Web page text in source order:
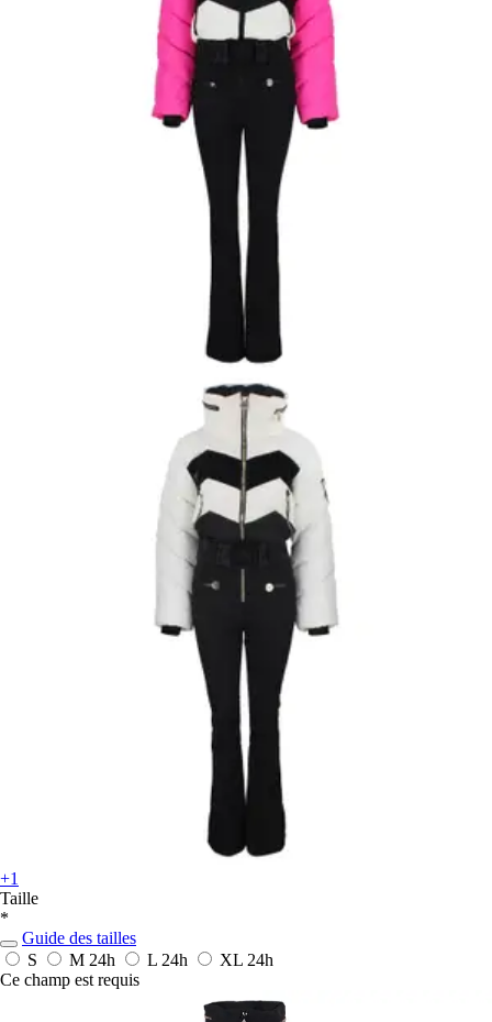
+1
Taille
*
Guide des tailles
S
M 24h L 24h XL 24h
Ce champ est requis